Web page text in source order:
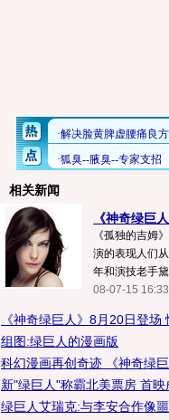
相关新闻
《神奇绿巨
《孤独的吉姆
演的表现人们
年和演技老手
08-07-15 16:33
《神奇绿巨人》8月20日登场
组图:绿巨人的漫画版
科幻漫画再创奇迹 《神奇绿
新"绿巨人"称霸北美票房 首
绿巨人艾瑞克:与李安合作像